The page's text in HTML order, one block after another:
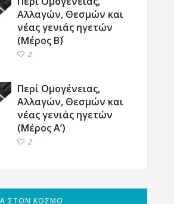
Αλλαγών, Θεσμών και
νέας γενιάς ηγετών
(Μέρος Β΄)
2
Περί Ομογένειας,
Αλλαγών, Θεσμών και
νέας γενιάς ηγετών
(Μέρος Α’)
2
ΣΤΟΝ ΚΟΣΜΟ